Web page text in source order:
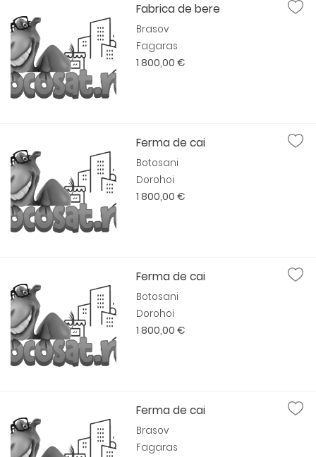
Fabrica de bere
Brasov
Fagaras
1 800,00 €
Ferma de cai
Botosani
Dorohoi
1 800,00 €
Ferma de cai
Botosani
Dorohoi
1 800,00 €
Ferma de cai
Brasov
Fagaras